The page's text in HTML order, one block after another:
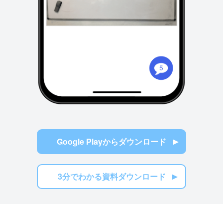
Google Playからダウンロード
3分でわかる資料ダウンロード